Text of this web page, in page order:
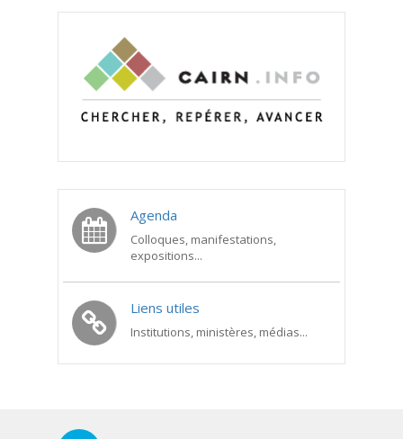
Agenda
Colloques, manifestations,
expositions...
Liens utiles
Institutions, ministères, médias...